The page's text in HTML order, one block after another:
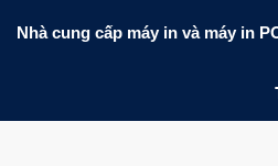
Nhà cung cấp máy in và máy in